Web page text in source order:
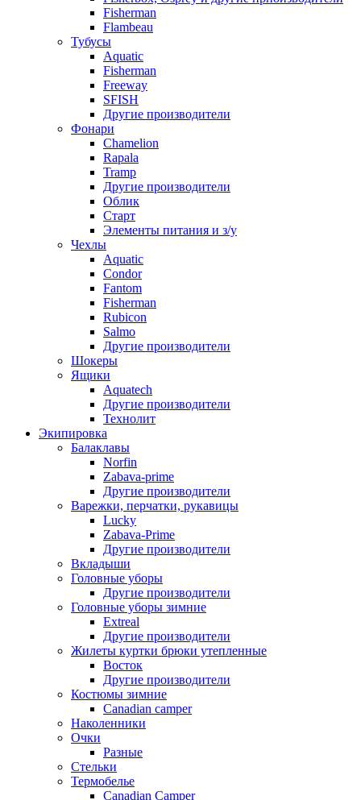
Fisherman
Flambeau
Тубусы
Aquatic
Fisherman
Freeway
SFISH
Другие производители
Фонари
Chamelion
Rapala
Tramp
Другие производители
Облик
Старт
Элементы питания и з/у
Чехлы
Aquatic
Condor
Fantom
Fisherman
Rubicon
Salmo
Другие производители
Шокеры
Ящики
Aquatech
Другие производители
Технолит
Экипировка
Балаклавы
Norfin
Zabava-prime
Другие производители
Варежки, перчатки, рукавицы
Lucky
Zabava-Prime
Другие производители
Вкладыши
Головные уборы
Другие производители
Головные уборы зимние
Extreal
Другие производители
Жилеты куртки брюки утепленные
Восток
Другие производители
Костюмы зимние
Canadian camper
Наколенники
Очки
Разные
Стельки
Термобелье
Canadian Camper